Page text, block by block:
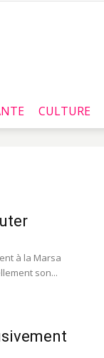
CULTURE
à la Marsa
son...